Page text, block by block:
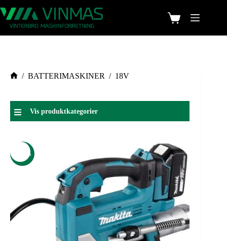
/ BATTERIMASKINER / 18V
Vis produktkategorier
-15%